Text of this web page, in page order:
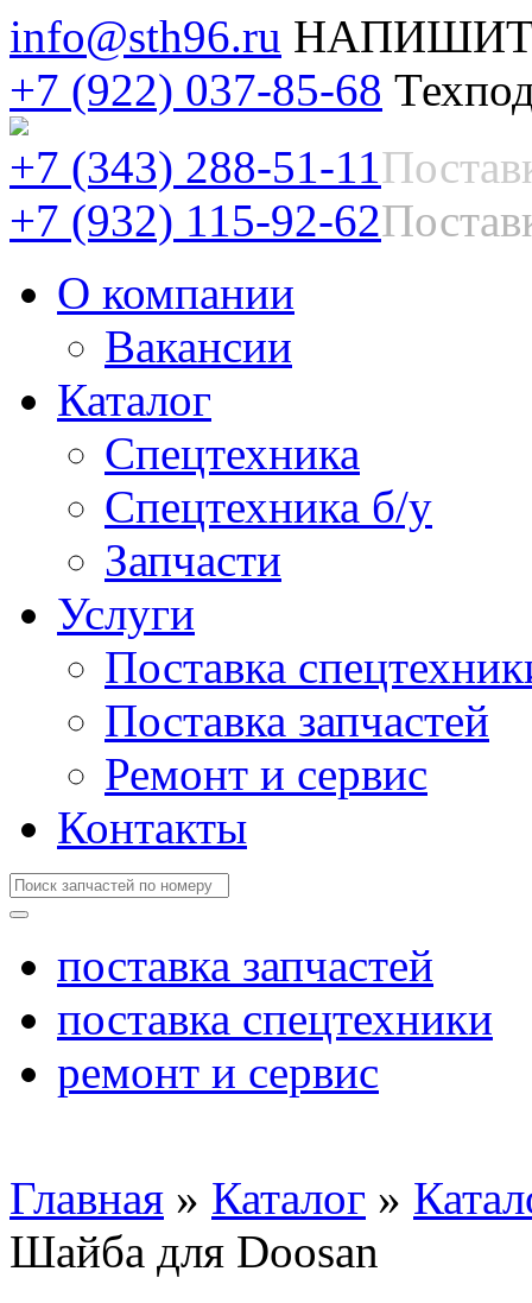
info@sth96.ru
+7 (922) 037-85-68
+7 (343) 288-51-11
+7 (932) 115-92-62
О компании
Вакансии
Каталог
Спецтехника
Спецтехника б/у
Запчасти
Услуги
Поставка
Поставка запчастей
Ремонт и сервис
Контакты
поставка запчастей
поставка спецтехники
ремонт и сервис
Главная » Каталог »
Шайба для Doosan